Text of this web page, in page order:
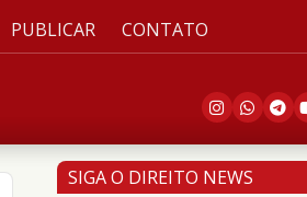
PUBLICAR CONTATO
SIGA O DIREITO NEWS